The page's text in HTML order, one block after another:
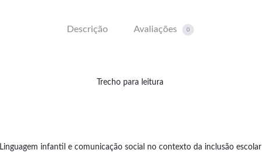
Descrição Avaliações 0
Trecho para leitura
Linguagem infantil e comunicação social no contexto da inclusão escolar